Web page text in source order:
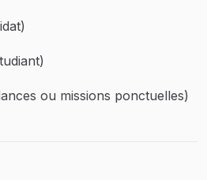
ou missions ponctuelles)